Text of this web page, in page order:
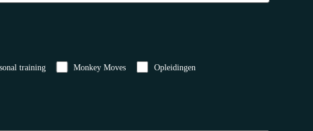
training Monkey Moves Opleidingen